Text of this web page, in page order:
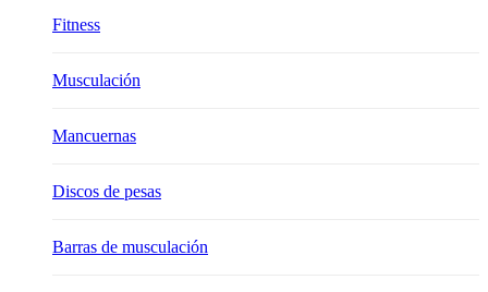
Fitness
Musculación
Mancuernas
Discos de pesas
Barras de musculación